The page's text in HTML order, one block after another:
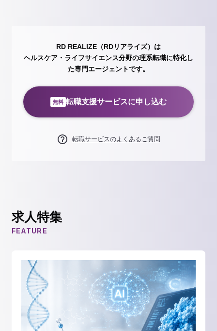
RD REALIZE（RDリアライズ）は
ヘルスケア・ライフサイエンス分野の理系転職に特化し
た専門エージェントです。
無料 転職支援サービスに申し込む
転職サービスのよくあるご質問
求人特集
FEATURE